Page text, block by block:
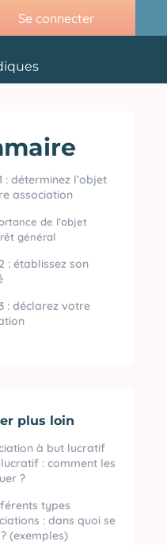
Se connecter
: déterminez l’objet
association
de l’objet
général
: établissez son
: déclarez votre
plus loin
à but lucratif
: comment les
?
types
: dans quoi se
(exemples)